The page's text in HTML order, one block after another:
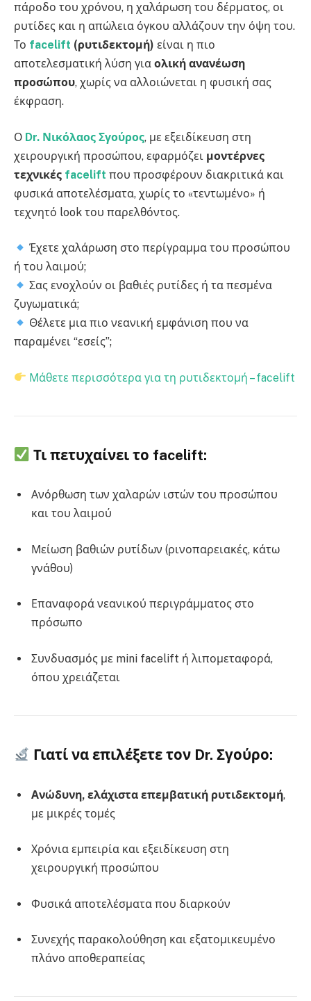
πάροδο του χρόνου, η χαλάρωση του δέρματος, οι
ρυτίδες και η απώλεια όγκου αλλάζουν την όψη του.
Το facelift (ρυτιδεκτομή) είναι η πιο
αποτελεσματική λύση για ολική ανανέωση
προσώπου, χωρίς να αλλοιώνεται η φυσική σας
έκφραση.
Ο Dr. Νικόλαος Σγούρος, με εξειδίκευση στη
χειρουργική προσώπου, εφαρμόζει μοντέρνες
τεχνικές facelift που προσφέρουν διακριτικά και
φυσικά αποτελέσματα, χωρίς το «τεντωμένο» ή
τεχνητό look του παρελθόντος.
Έχετε χαλάρωση στο περίγραμμα του προσώπου
ή του λαιμού;
Σας ενοχλούν οι βαθιές ρυτίδες ή τα πεσμένα
ζυγωματικά;
Θέλετε μια πιο νεανική εμφάνιση που να
παραμένει “εσείς”;
Μάθετε περισσότερα για τη ρυτιδεκτομή – facelift
Τι πετυχαίνει το facelift:
Ανόρθωση των χαλαρών ιστών του προσώπου
και του λαιμού
Μείωση βαθιών ρυτίδων (ρινοπαρειακές, κάτω
γνάθου)
Επαναφορά νεανικού περιγράμματος στο
πρόσωπο
Συνδυασμός με mini facelift ή λιπομεταφορά,
όπου χρειάζεται
Γιατί να επιλέξετε τον Dr. Σγούρο:
Ανώδυνη, ελάχιστα επεμβατική ρυτιδεκτομή,
με μικρές τομές
Χρόνια εμπειρία και εξειδίκευση στη
χειρουργική προσώπου
Φυσικά αποτελέσματα που διαρκούν
Συνεχής παρακολούθηση και εξατομικευμένο
πλάνο αποθεραπείας